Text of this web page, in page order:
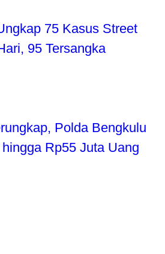
75 Kasus Street
95 Tersangka
Polda Bengkulu
Rp55 Juta Uang